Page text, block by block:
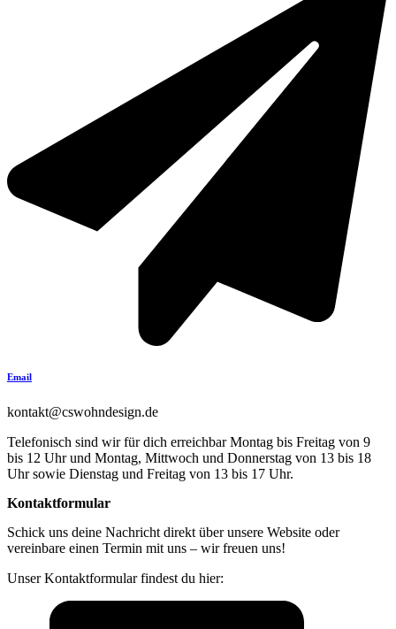
Email
kontakt@cswohndesign.de
Telefonisch sind wir für dich erreichbar Montag bis Freitag von 9
bis 12 Uhr und Montag, Mittwoch und Donnerstag von 13 bis 18
Uhr sowie Dienstag und Freitag von 13 bis 17 Uhr.
Kontaktformular
Schick uns deine Nachricht direkt über unsere Website oder
vereinbare einen Termin mit uns – wir freuen uns!
Unser Kontaktformular findest du hier: